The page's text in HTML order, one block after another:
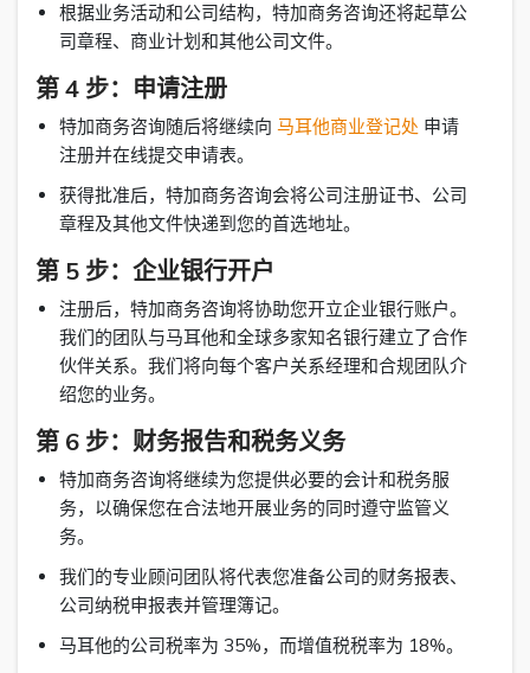
根据业务活动和公司结构，特加商务咨询还将起草公
司章程、商业计划和其他公司文件。
第 4 步：申请注册
特加商务咨询随后将继续向 马耳他商业登记处 申请
注册并在线提交申请表。
获得批准后，特加商务咨询会将公司注册证书、公司
章程及其他文件快递到您的首选地址。
第 5 步：企业银行开户
注册后，特加商务咨询将协助您开立企业银行账户。
我们的团队与马耳他和全球多家知名银行建立了合作
伙伴关系。我们将向每个客户关系经理和合规团队介
绍您的业务。
第 6 步：财务报告和税务义务
特加商务咨询将继续为您提供必要的会计和税务服
务，以确保您在合法地开展业务的同时遵守监管义
务。
我们的专业顾问团队将代表您准备公司的财务报表、
公司纳税申报表并管理簿记。
马耳他的公司税率为 35%，而增值税税率为 18%。